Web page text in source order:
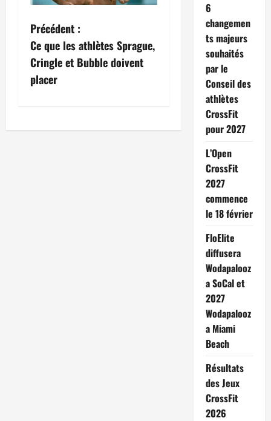
Précédent :
Ce que les athlètes Sprague,
Cringle et Bubble doivent
placer
6
changemen
ts majeurs
souhaités
par le
Conseil des
athlètes
CrossFit
pour 2027
L’Open
CrossFit
2027
commence
le 18 février
FloElite
diffusera
Wodapalooz
a SoCal et
2027
Wodapalooz
a Miami
Beach
Résultats
des Jeux
CrossFit
2026